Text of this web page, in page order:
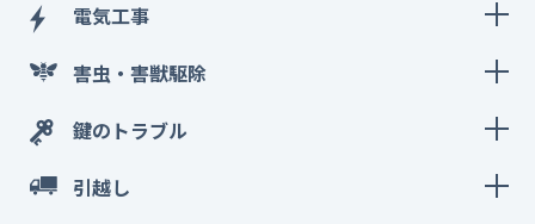
電気工事
害虫・害獣駆除
鍵のトラブル
引越し